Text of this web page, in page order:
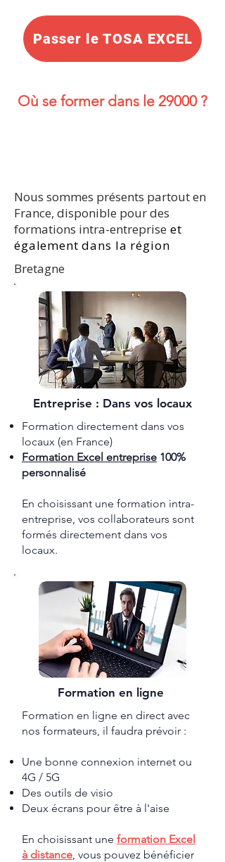
Passer le TOSA EXCEL
Où se former dans le 29000 ?
Nous sommes présents partout en
France, disponible pour des
formations intra-entreprise et
également dans la région
Bretagne
Entreprise : Dans vos locaux
Formation directement dans vos
locaux (en France)
Formation ​Excel entreprise 100%
personnalisé
En choisissant une formation intra-
entreprise, vos collaborateurs sont
formés directement dans vos
locaux.
Formation en ligne
Formation en ligne en direct avec
nos formateurs​, il faudra prévoir :
Une bonne connexion internet ou
4G / 5G
Des outils de visio
Deux écrans pour être à l'aise
En choisissant une formation Excel
à distance, vous pouvez bénéficier